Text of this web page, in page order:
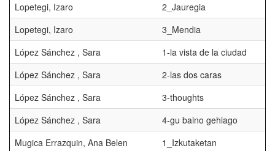
Lopetegi, Izaro
2_Jauregia
Lopetegi, Izaro
3_Mendia
López Sánchez , Sara
1-la vista de la ciudad
López Sánchez , Sara
2-las dos caras
López Sánchez , Sara
3-thoughts
López Sánchez , Sara
4-gu baino gehiago
Mugica Errazquin, Ana Belen
1_Izkutaketan